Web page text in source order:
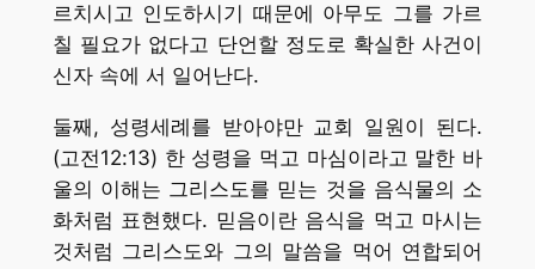
르치시고 인도하시기 때문에 아무도 그를 가르
칠 필요가 없다고 단언할 정도로 확실한 사건이
신자 속에 서 일어난다.
둘째, 성령세례를 받아야만 교회 일원이 된다.
(고전12:13) 한 성령을 먹고 마심이라고 말한 바
울의 이해는 그리스도를 믿는 것을 음식물의 소
화처럼 표현했다. 믿음이란 음식을 먹고 마시는
것처럼 그리스도와 그의 말씀을 먹어 연합되어